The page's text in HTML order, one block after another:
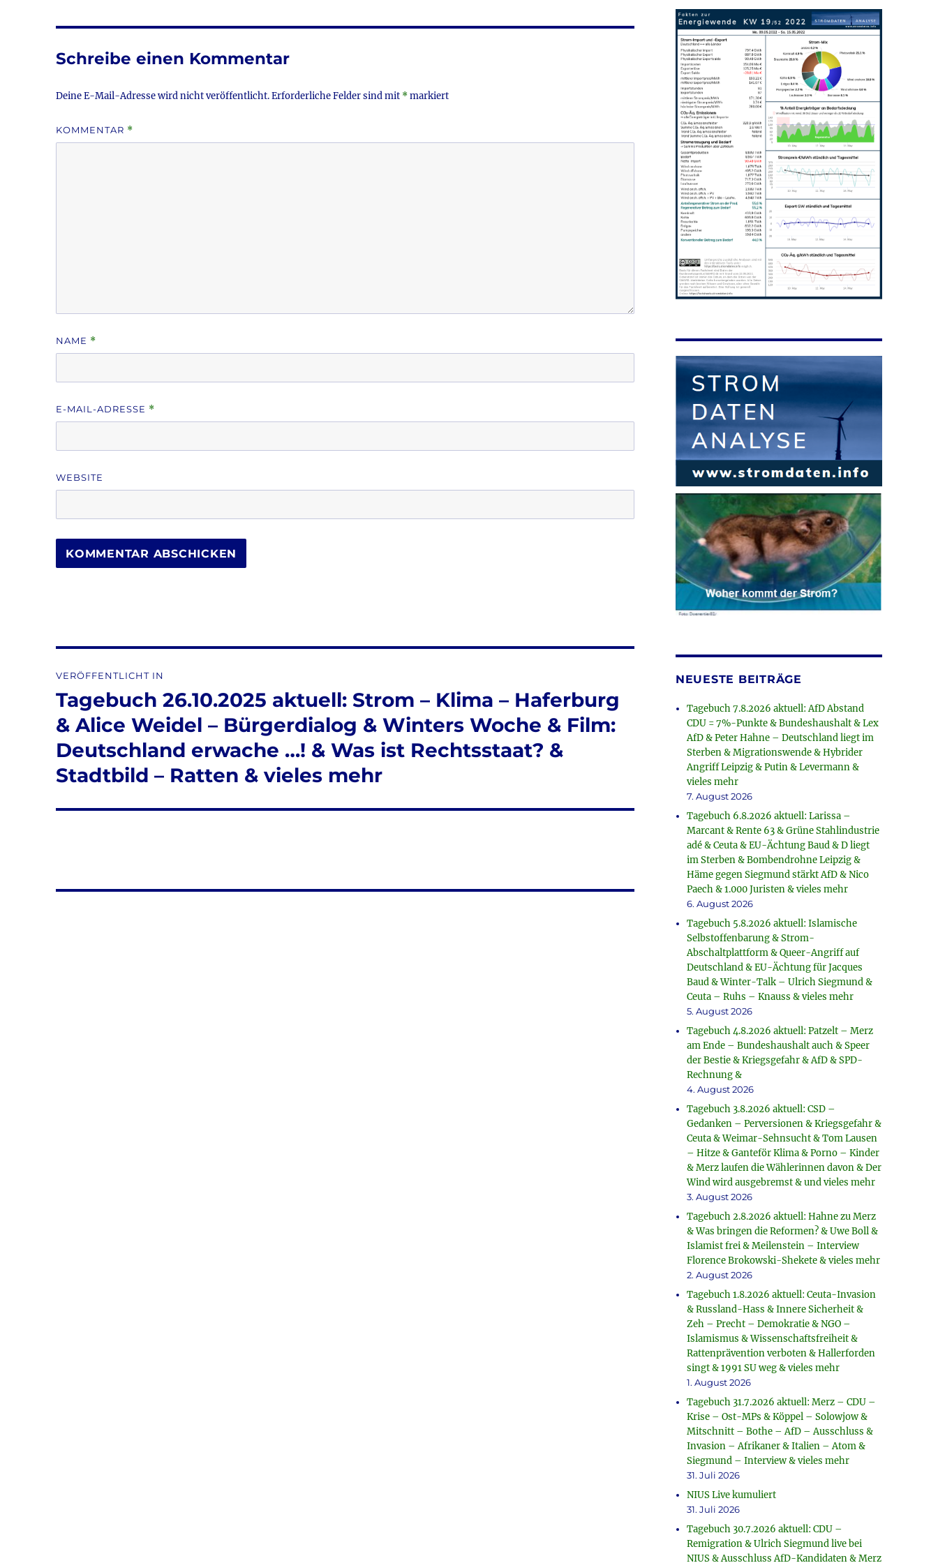
b
o
k
r
Schreibe einen Kommentar
Deine E-Mail-Adresse wird nicht veröffentlicht.Erforderliche Felder sind mit *markiert
KOMMENTAR *
NAME *
E-MAIL-ADRESSE *
WEBSITE
VERÖFFENTLICHT IN
Tagebuch 26.10.2025 aktuell: Strom – Klima – Haferburg
& Alice Weidel – Bürgerdialog & Winters Woche & Film:
Deutschland erwache …! & Was ist Rechtsstaat? &
Stadtbild – Ratten & vieles mehr
NEUESTE BEITRÄGE
Tagebuch 7.8.2026 aktuell: AfD Abstand
CDU = 7%-Punkte & Bundeshaushalt & Lex
AfD & Peter Hahne – Deutschland liegt im
Sterben & Migrationswende & Hybrider
Angriff Leipzig & Putin & Levermann &
vieles mehr
7. August 2026
Tagebuch 6.8.2026 aktuell: Larissa –
Marcant & Rente 63 & Grüne Stahlindustrie
adé & Ceuta & EU-Ächtung Baud & D liegt
im Sterben & Bombendrohne Leipzig &
Häme gegen Siegmund stärkt AfD & Nico
Paech & 1.000 Juristen & vieles mehr
6. August 2026
Tagebuch 5.8.2026 aktuell: Islamische
Selbstoffenbarung & Strom-
Abschaltplattform & Queer-Angriff auf
Deutschland & EU-Ächtung für Jacques
Baud & Winter-Talk – Ulrich Siegmund &
Ceuta – Ruhs – Knauss & vieles mehr
5. August 2026
Tagebuch 4.8.2026 aktuell: Patzelt – Merz
am Ende – Bundeshaushalt auch & Speer
der Bestie & Kriegsgefahr & AfD & SPD-
Rechnung &
4. August 2026
Tagebuch 3.8.2026 aktuell: CSD –
Gedanken – Perversionen & Kriegsgefahr &
Ceuta & Weimar-Sehnsucht & Tom Lausen
– Hitze & Ganteför Klima & Porno – Kinder
& Merz laufen die Wählerinnen davon & Der
Wind wird ausgebremst & und vieles mehr
3. August 2026
Tagebuch 2.8.2026 aktuell: Hahne zu Merz
& Was bringen die Reformen? & Uwe Boll &
Islamist frei & Meilenstein – Interview
Florence Brokowski-Shekete & vieles mehr
2. August 2026
Tagebuch 1.8.2026 aktuell: Ceuta-Invasion
& Russland-Hass & Innere Sicherheit &
Zeh – Precht – Demokratie & NGO –
Islamismus & Wissenschaftsfreiheit &
Rattenprävention verboten & Hallerforden
singt & 1991 SU weg & vieles mehr
1. August 2026
Tagebuch 31.7.2026 aktuell: Merz – CDU –
Krise – Ost-MPs & Köppel – Solowjow &
Mitschnitt – Bothe – AfD – Ausschluss &
Invasion – Afrikaner & Italien – Atom &
Siegmund – Interview & vieles mehr
31. Juli 2026
NIUS Live kumuliert
31. Juli 2026
Tagebuch 30.7.2026 aktuell: CDU –
Remigration & Ulrich Siegmund live bei
NIUS & Ausschluss AfD-Kandidaten & Merz